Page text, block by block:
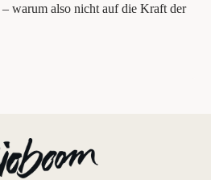
war­um also nicht auf die Kraft der